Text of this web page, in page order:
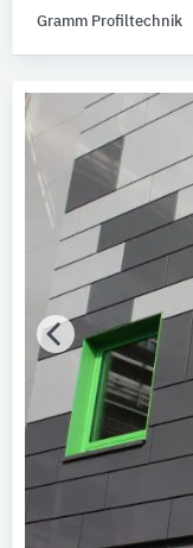
Gramm Profiltechnik